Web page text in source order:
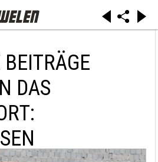
DAS